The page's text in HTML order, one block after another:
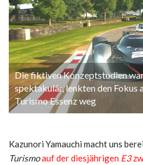
Die fiktiven Konzeptstudien
spektakulär, lenkten den Fokus
Turismo Essenz weg
Kazunori Yamauchi macht uns
Turismoauf der diesjährigen E3